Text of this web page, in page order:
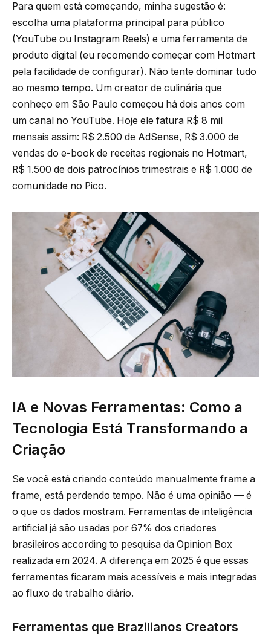
Para quem está começando, minha sugestão é:
escolha uma plataforma principal para público
(YouTube ou Instagram Reels) e uma ferramenta de
produto digital (eu recomendo começar com Hotmart
pela facilidade de configurar). Não tente dominar tudo
ao mesmo tempo. Um creator de culinária que
conheço em São Paulo começou há dois anos com
um canal no YouTube. Hoje ele fatura R$ 8 mil
mensais assim: R$ 2.500 de AdSense, R$ 3.000 de
vendas do e-book de receitas regionais no Hotmart,
R$ 1.500 de dois patrocínios trimestrais e R$ 1.000 de
comunidade no Pico.
IA e Novas Ferramentas: Como a
Tecnologia Está Transformando a
Criação
Se você está criando conteúdo manualmente frame a
frame, está perdendo tempo. Não é uma opinião — é
o que os dados mostram. Ferramentas de inteligência
artificial já são usadas por 67% dos criadores
brasileiros according to pesquisa da Opinion Box
realizada em 2024. A diferença em 2025 é que essas
ferramentas ficaram mais acessíveis e mais integradas
ao fluxo de trabalho diário.
Ferramentas que Brazilianos Creators